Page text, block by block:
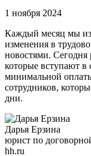
1 ноября 2024
Каждый месяц мы
изменения в
новостями. Сегодня
которые вступают в
минимальной
сотрудников,
дни.
Дарья Ерзина
юрист по
hh.ru